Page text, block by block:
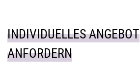
INDIVIDUELLES ANGEBOT
ANFORDERN